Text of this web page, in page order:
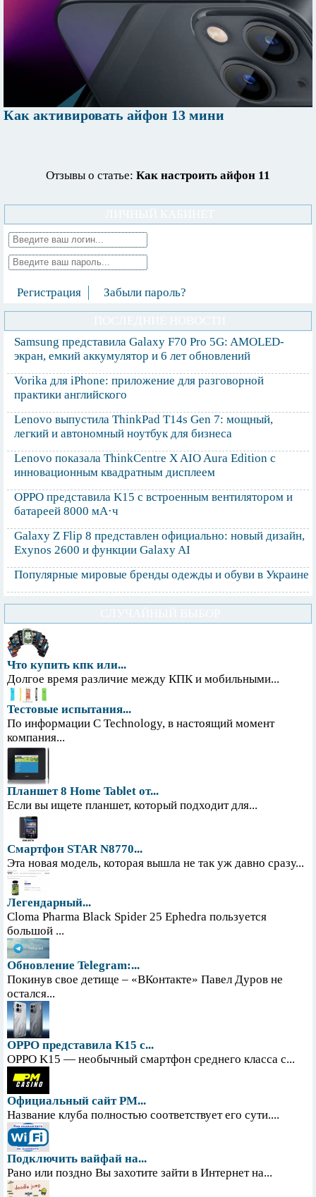
Как активировать айфон 13 мини
Отзывы о статье: Как настроить айфон 11
Регистрация Забыли пароль?
Samsung представила Galaxy F70 Pro 5G: AMOLED-
экран, емкий аккумулятор и 6 лет обновлений
Vorika для iPhone: приложение для разговорной
практики английского
Lenovo выпустила ThinkPad T14s Gen 7: мощный,
легкий и автономный ноутбук для бизнеса
Lenovo показала ThinkCentre X AIO Aura Edition с
инновационным квадратным дисплеем
OPPO представила K15 с встроенным вентилятором и
батареей 8000 мА·ч
Galaxy Z Flip 8 представлен официально: новый дизайн,
Exynos 2600 и функции Galaxy AI
Популярные мировые бренды одежды и обуви в Украине
Что купить кпк или...
Долгое время различие между КПК и мобильными...
Тестовые испытания...
По информации С Technology, в настоящий момент
компания...
Планшет 8 Home Tablet от...
Если вы ищете планшет, который подходит для...
Смартфон STAR N8770...
Эта новая модель, которая вышла не так уж давно сразу...
Легендарный...
Cloma Pharma Black Spider 25 Ephedra пользуется
большой ...
Обновление Telegram:...
Покинув свое детище – «ВКонтакте» Павел Дуров не
остался...
OPPO представила K15 с...
OPPO K15 — необычный смартфон среднего класса с...
Официальный сайт PM...
Название клуба полностью соответствует его сути....
Подключить вайфай на...
Рано или поздно Вы захотите зайти в Интернет на...